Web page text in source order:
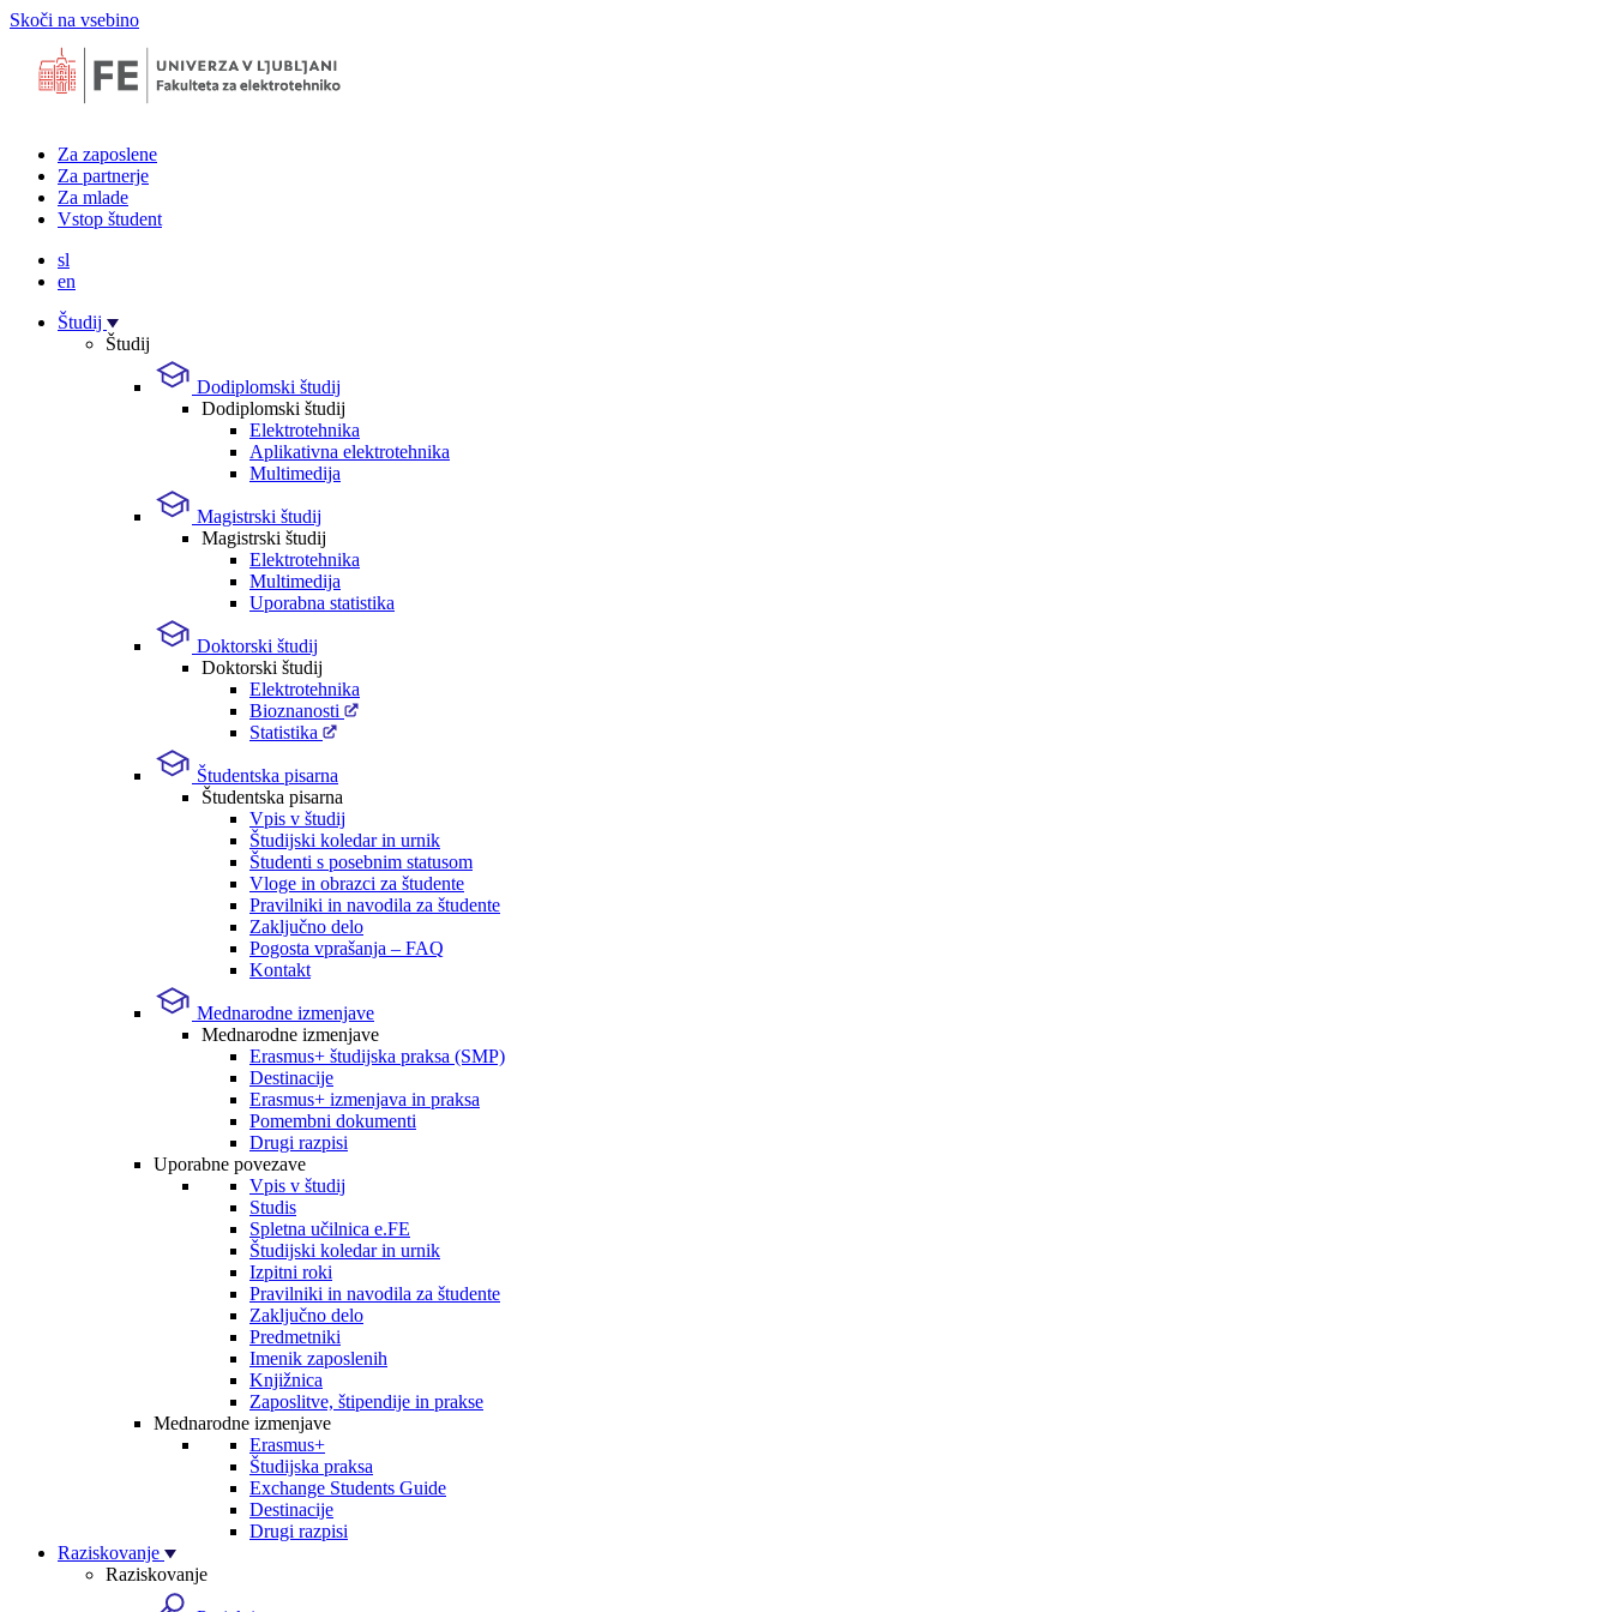
Skoči na vsebino
Za zaposlene
Za partnerje
Za mlade
Vstop študent
sl
en
Študij
Študij
Dodiplomski študij
Dodiplomski študij
Elektrotehnika
Aplikativna elektrotehnika
Multimedija
Magistrski študij
Magistrski študij
Elektrotehnika
Multimedija
Uporabna statistika
Doktorski študij
Doktorski študij
Elektrotehnika
Bioznanosti
Statistika
Študentska pisarna
Študentska pisarna
Vpis v študij
Študijski koledar in urnik
Študenti s posebnim statusom
Vloge in obrazci za študente
Pravilniki in navodila za študente
Zaključno delo
Pogosta vprašanja – FAQ
Kontakt
Mednarodne izmenjave
Mednarodne izmenjave
Erasmus+ študijska praksa (SMP)
Destinacije
Erasmus+ izmenjava in praksa
Pomembni dokumenti
Drugi razpisi
Uporabne povezave
Vpis v študij
Studis
Spletna učilnica e.FE
Študijski koledar in urnik
Izpitni roki
Pravilniki in navodila za študente
Zaključno delo
Predmetniki
Imenik zaposlenih
Knjižnica
Zaposlitve, štipendije in prakse
Mednarodne izmenjave
Erasmus+
Študijska praksa
Exchange Students Guide
Destinacije
Drugi razpisi
Raziskovanje
Raziskovanje